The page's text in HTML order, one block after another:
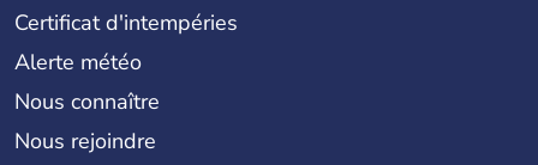
Certificat d'intempéries
Alerte météo
Nous connaître
Nous rejoindre